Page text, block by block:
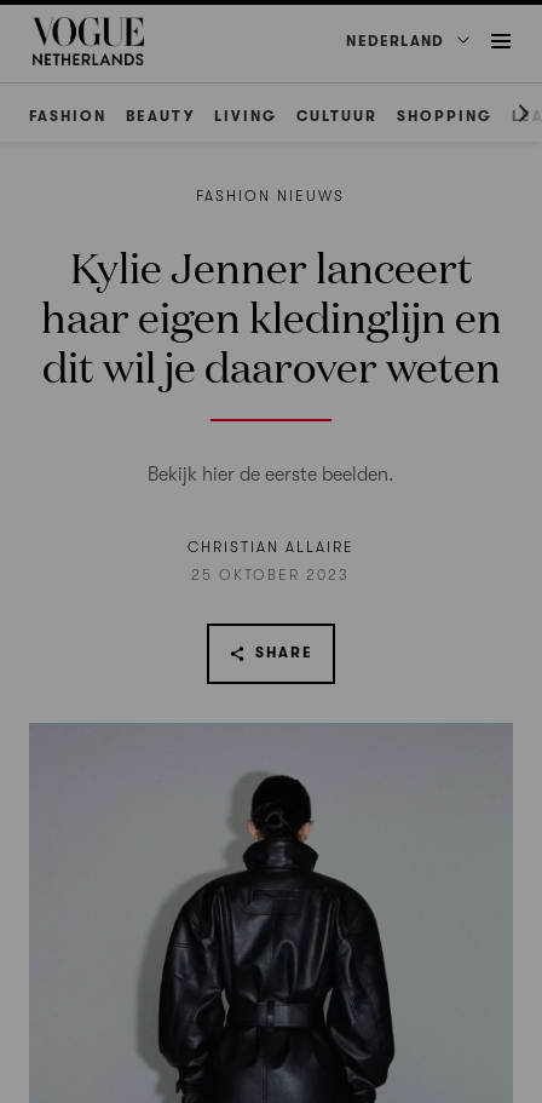
NEDERLAND
FASHION BEAUTY LIVING CULTUUR SHOPPING
FASHION NIEUWS
Kylie Jenner lanceert
haar eigen kledinglijn en
dit wil je daarover weten
Bekijk hier de eerste beelden.
CHRISTIAN ALLAIRE
25 OKTOBER 2023
SHARE